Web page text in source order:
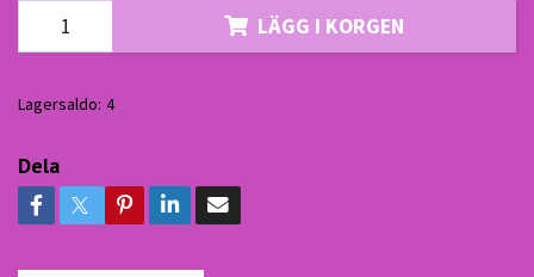
LÄGG I KORGEN
Lagersaldo: 4
Dela